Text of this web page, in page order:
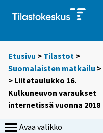
Etusivu > Tilastot >
Suomalaisten matkailu >
> Liitetaulukko 16.
Kulkuneuvon varaukset
internetissä vuonna 2018
Avaa valikko